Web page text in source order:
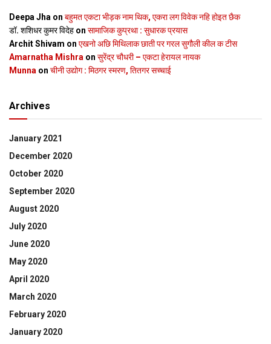
Deepa Jha on बहुमत एकटा भीड़क नाम थिक, एकरा लग विवेक नहि होइत छैक
डॉ. शशिधर कुमर विदेह on सामाजिक कुप्रथा : सुधारक प्रयास
Archit Shivam on एखनो अछि मिथिलाक छाती पर गरल सुगौली कील क टीस
Amarnatha Mishra on सुरेंद्र चौधरी – एकटा हेरायल नायक
Munna on चीनी उद्योग : मिठगर स्‍मरण, तितगर सच्‍चाई
Archives
January 2021
December 2020
October 2020
September 2020
August 2020
July 2020
June 2020
May 2020
April 2020
March 2020
February 2020
January 2020